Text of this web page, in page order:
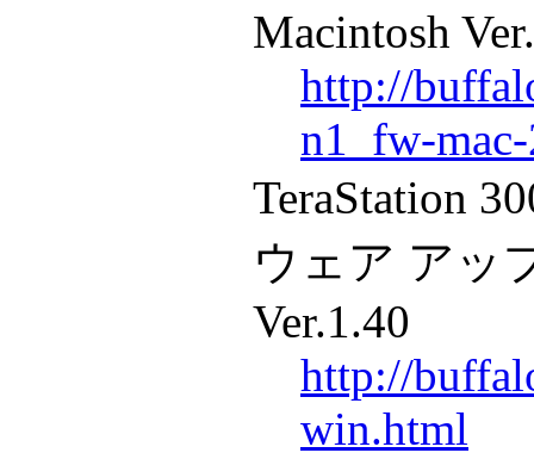
Macintosh
http://
n1_fw-
TeraStation
ウェア アッ
Ver.1.40
http://
win.html